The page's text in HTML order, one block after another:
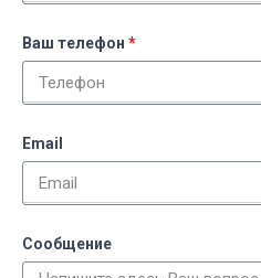
Ваш телефон
Email
Сообщение